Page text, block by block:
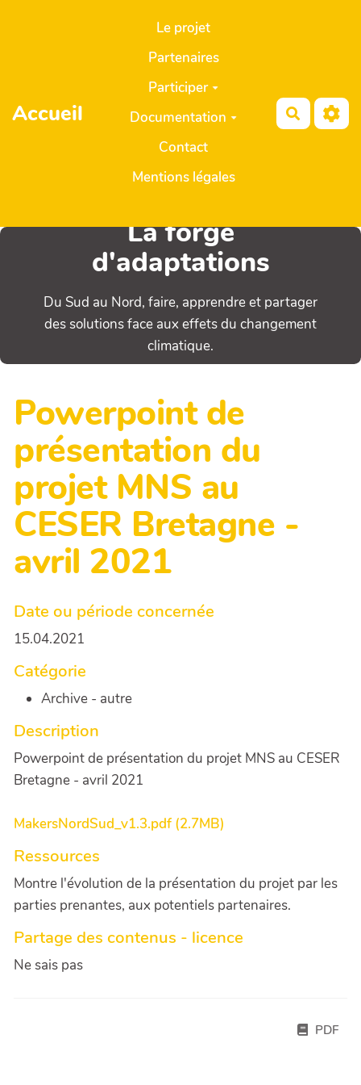
Aller au contenu principal
Accueil
Le projet
Partenaires
Participer
Documentation
Contact
Mentions légales
La forge
d'adaptations
Du Sud au Nord, faire, apprendre et partager
des solutions face aux effets du changement
climatique.
Powerpoint de
présentation du
projet MNS au
CESER Bretagne -
avril 2021
Date ou période concernée
15.04.2021
Catégorie
Archive - autre
Description
Powerpoint de présentation du projet MNS au CESER
Bretagne - avril 2021
MakersNordSud_v1.3.pdf (2.7MB)
Ressources
Montre l'évolution de la présentation du projet par les
parties prenantes, aux potentiels partenaires.
Partage des contenus - licence
Ne sais pas
PDF